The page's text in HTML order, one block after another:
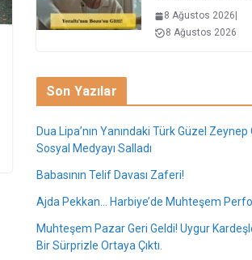
8 Ağustos 2026
8 Ağustos 2026
Son Yazılar
Dua Lipa’nın Yanındaki Türk Güzel
Sosyal Medyayı Salladı
Babasının Telif Davası Zaferi!
Ajda Pekkan… Harbiye’de Muhteşem
Muhteşem Pazar Geri Geldi! Uygur
Bir Sürprizle Ortaya Çıktı.